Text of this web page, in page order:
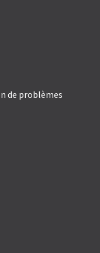
de problèmes